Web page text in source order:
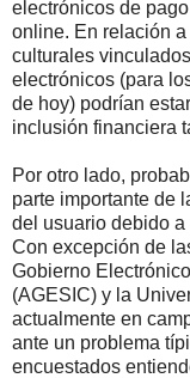
electrónicos de
online. En relación
culturales
electrónicos (para
de hoy) podrían
inclusión financiera
Por otro lado,
parte importante de
del usuario debido
Con excepción de
Gobierno
(AGESIC) y la
actualmente en
ante un problema
encuestados